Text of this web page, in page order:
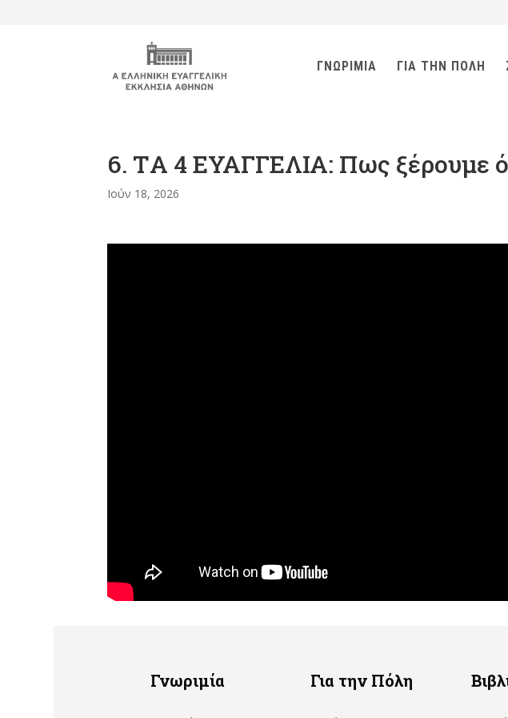
ΓΝΩΡΙΜΙΑ ΓΙΑ ΤΗΝ ΠΟΛΗ
6. TΑ 4 ΕΥΑΓΓΕΛΙΑ: Πως ξέρουμε
Ιούν 18, 2026
Γνωριμία Για την Πόλη